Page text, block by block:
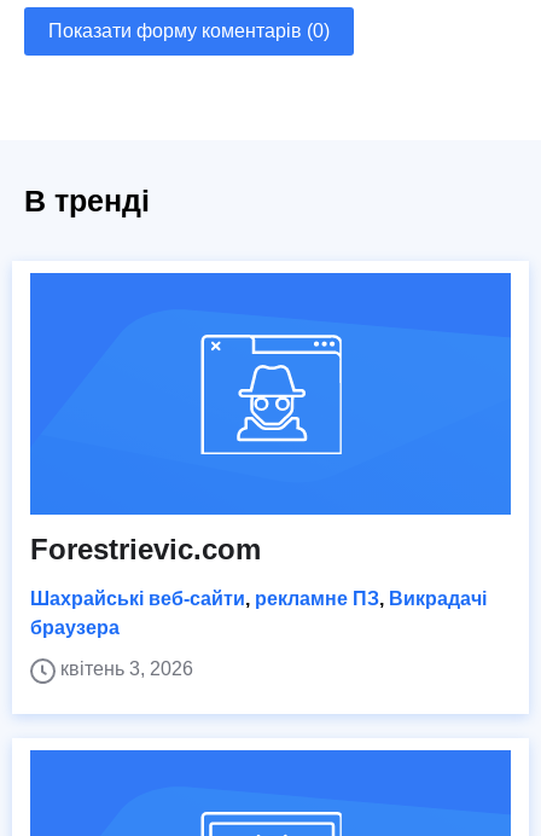
Показати форму коментарів (0)
В тренді
Forestrievic.com
Шахрайські веб-сайти, рекламне ПЗ, Викрадачі
браузера
квітень 3, 2026